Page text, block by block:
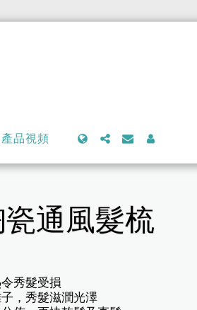
產品視頻
瓷通風髮梳
秀髮受損
，秀髮滋潤光澤